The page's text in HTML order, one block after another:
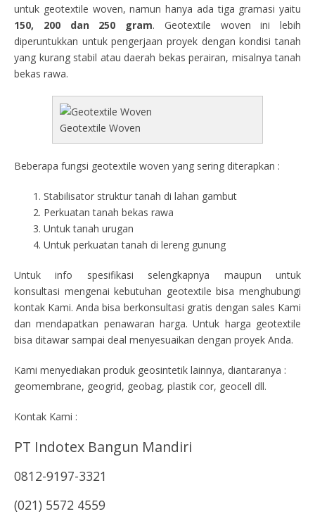
untuk geotextile woven, namun hanya ada tiga gramasi yaitu
150, 200 dan 250 gram. Geotextile woven ini lebih
diperuntukkan untuk pengerjaan proyek dengan kondisi tanah
yang kurang stabil atau daerah bekas perairan, misalnya tanah
bekas rawa.
Geotextile Woven
Beberapa fungsi geotextile woven yang sering diterapkan :
Stabilisator struktur tanah di lahan gambut
Perkuatan tanah bekas rawa
Untuk tanah urugan
Untuk perkuatan tanah di lereng gunung
Untuk info spesifikasi selengkapnya maupun untuk
konsultasi mengenai kebutuhan geotextile bisa menghubungi
kontak Kami. Anda bisa berkonsultasi gratis dengan sales Kami
dan mendapatkan penawaran harga. Untuk harga geotextile
bisa ditawar sampai deal menyesuaikan dengan proyek Anda.
Kami menyediakan produk geosintetik lainnya, diantaranya :
geomembrane, geogrid, geobag, plastik cor, geocell dll.
Kontak Kami :
PT Indotex Bangun Mandiri
0812-9197-3321
(021) 5572 4559